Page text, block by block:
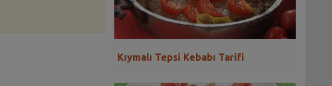
Kıymalı Tepsi Kebabı Tarifi